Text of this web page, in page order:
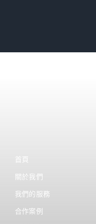
首頁
關於我們
我們的服務
合作案例